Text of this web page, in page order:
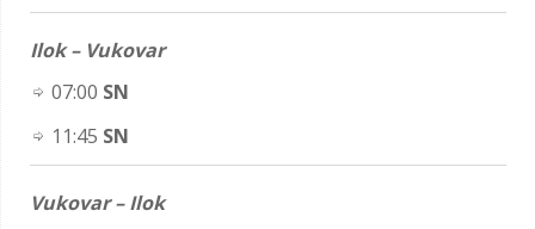
Ilok – Vukovar
07:00 SN
11:45 SN
Vukovar – Ilok